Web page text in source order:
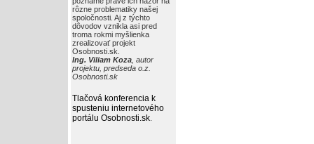
rôzne problematiky našej
spoločnosti. Aj z týchto
dôvodov vznikla asi pred
troma rokmi myšlienka
zrealizovať projekt
Osobnosti.sk.
Ing. Viliam Koza , autor
projektu, predseda o.z.
Osobnosti.sk
Tlačová konferencia k
spusteniu internetového
portálu Osobnosti.sk